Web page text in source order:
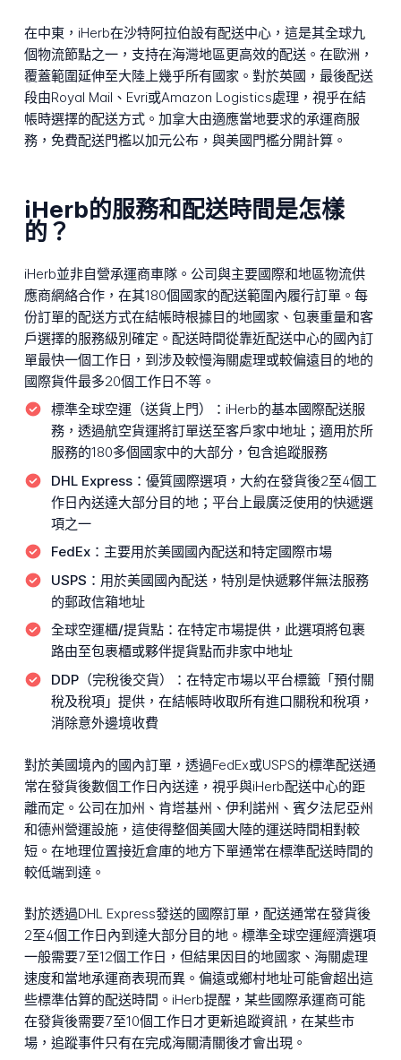
在中東，iHerb在沙特阿拉伯設有配送中心，這是其全球九
個物流節點之一，支持在海灣地區更高效的配送。在歐洲，
覆蓋範圍延伸至大陸上幾乎所有國家。對於英國，最後配送
段由Royal Mail、Evri或Amazon Logistics處理，視乎在結
帳時選擇的配送方式。加拿大由適應當地要求的承運商服
務，免費配送門檻以加元公布，與美國門檻分開計算。
iHerb的服務和配送時間是怎樣
的？
iHerb並非自營承運商車隊。公司與主要國際和地區物流供
應商網絡合作，在其180個國家的配送範圍內履行訂單。每
份訂單的配送方式在結帳時根據目的地國家、包裹重量和客
戶選擇的服務級別確定。配送時間從靠近配送中心的國內訂
單最快一個工作日，到涉及較慢海關處理或較偏遠目的地的
國際貨件最多20個工作日不等。
標準全球空運（送貨上門）： iHerb的基本國際配送服
務，透過航空貨運將訂單送至客戶家中地址；適用於所
服務的180多個國家中的大部分，包含追蹤服務
DHL Express： 優質國際選項，大約在發貨後2至4個工
作日內送達大部分目的地；平台上最廣泛使用的快遞選
項之一
FedEx： 主要用於美國國內配送和特定國際市場
USPS： 用於美國國內配送，特別是快遞夥伴無法服務
的郵政信箱地址
全球空運櫃/提貨點： 在特定市場提供，此選項將包裹
路由至包裹櫃或夥伴提貨點而非家中地址
DDP（完稅後交貨）： 在特定市場以平台標籤「預付關
稅及稅項」提供，在結帳時收取所有進口關稅和稅項，
消除意外邊境收費
對於美國境內的國內訂單，透過FedEx或USPS的標準配送通
常在發貨後數個工作日內送達，視乎與iHerb配送中心的距
離而定。公司在加州、肯塔基州、伊利諾州、賓夕法尼亞州
和德州營運設施，這使得整個美國大陸的運送時間相對較
短。在地理位置接近倉庫的地方下單通常在標準配送時間的
較低端到達。
對於透過DHL Express發送的國際訂單，配送通常在發貨後
2至4個工作日內到達大部分目的地。標準全球空運經濟選項
一般需要7至12個工作日，但結果因目的地國家、海關處理
速度和當地承運商表現而異。偏遠或鄉村地址可能會超出這
些標準估算的配送時間。iHerb提醒，某些國際承運商可能
在發貨後需要7至10個工作日才更新追蹤資訊，在某些市
場，追蹤事件只有在完成海關清關後才會出現。